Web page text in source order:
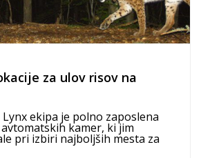
za ulov risov na
Lynx ekipa je polno zaposlena
kamer, ki jim
pri izbiri najboljših mesta za